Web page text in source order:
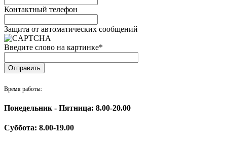
Контактный телефон
Защита от автоматических сообщений
Введите слово на картинке*
Время работы:
Понедельник - Пятница: 8.00-20.00
Суббота: 8.00-19.00